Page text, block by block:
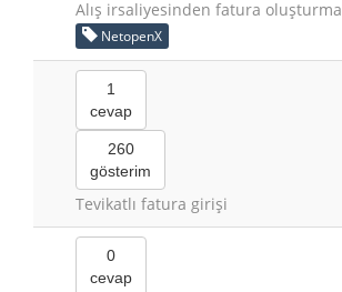
Alış irsaliyesinden fatura oluşturma
NetopenX
1
cevap
260
gösterim
Tevikatlı fatura girişi
0
cevap